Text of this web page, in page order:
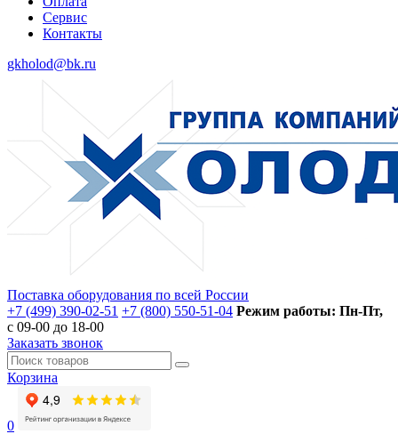
Сервис
Контакты
gkholod@bk.ru
Поставка оборудования по всей России
+7 (499) 390-02-51 +7 (800) 550-51-04 Режим работы: Пн-Пт,
с 09-00 до 18-00
Заказать звонок
Корзина
0